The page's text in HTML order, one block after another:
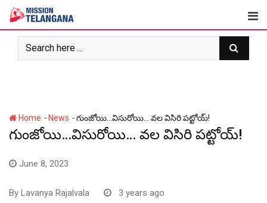
Skip
content
Home - News -గుంజోయి…విసురోయి… వల విసిరి పట్టోయ్!
గుంజోయి…విసురోయి… వల విసిరి పట్టోయ్!
June 8, 2023
By Lavanya Rajalvala 3 years ago